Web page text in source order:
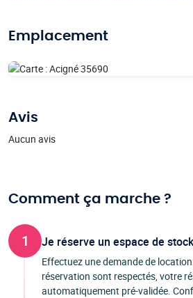
Emplacement
Avis
Aucun avis
Comment ça marche ?
1 Je réserve un espace de
Effectuez une demande de
réservation sont respectés, votre
automatiquement pré-validée.